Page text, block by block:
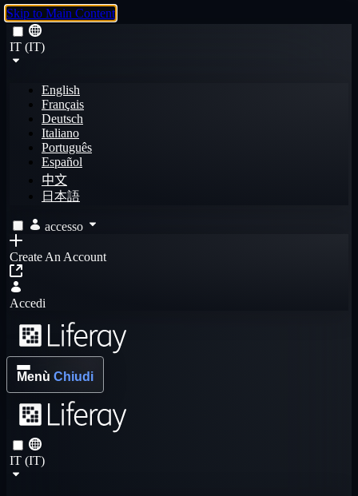
Skip to Main Content
IT (IT)
English
Français
Deutsch
Italiano
Português
Español
中文
日本語
accesso
Create An Account
Accedi
Menù Chiudi
IT (IT)